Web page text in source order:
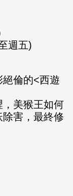
週五)
倫的<西遊
美猴王如何
害，最終修